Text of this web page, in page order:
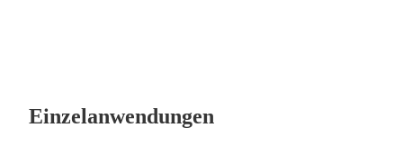
Einzelanwendungen